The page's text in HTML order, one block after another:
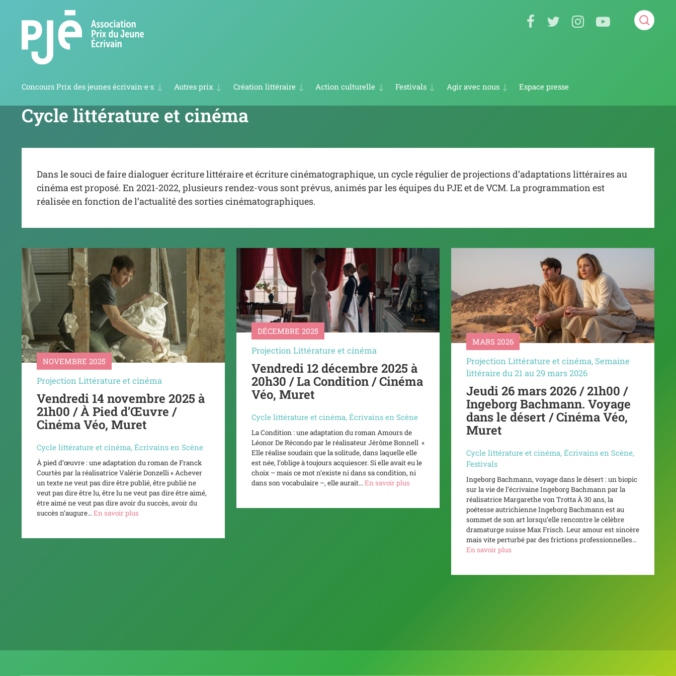
Concours Prix des jeunes écrivain·e·s Autres prix Création littéraire Action culturelle Festivals Agir avec nous Espace presse
Cycle littérature et cinéma
Dans le souci de faire dialoguer écriture littéraire et écriture cinématographique, un cycle régulier de projections d’adaptations littéraires au
cinéma est proposé. En 2021-2022, plusieurs rendez-vous sont prévus, animés par les équipes du PJE et de VCM. La programmation est
réalisée en fonction de l’actualité des sorties cinématographiques.
NOVEMBRE 2025
Projection Littérature et cinéma
Vendredi 14 novembre 2025 à
21h00 / À Pied d’Œuvre /
Cinéma Véo, Muret
Cycle littérature et cinéma,Écrivains en Scène
À pied d’œuvre : une adaptation du roman de Franck
Courtès par la réalisatrice Valérie Donzelli « Achever
un texte ne veut pas dire être publié, être publié ne
veut pas dire être lu, être lu ne veut pas dire être aimé,
être aimé ne veut pas dire avoir du succès, avoir du
succès n’augure…En savoir plus
DÉCEMBRE 2025
Projection Littérature et cinéma
Vendredi 12 décembre 2025 à
20h30 / La Condition / Cinéma
Véo, Muret
Cycle littérature et cinéma, Écrivains en Scène
La Condition : une adaptation du roman Amours de
Léonor De Récondo par le réalisateur Jérôme Bonnell «
Elle réalise soudain que la solitude, dans laquelle elle
est née, l’oblige à toujours acquiescer. Si elle avait eu le
choix – mais ce mot n’existe ni dans sa condition, ni
dans son vocabulaire –, elle aurait… En savoir plus
MARS 2026
Projection Littérature et cinéma, Semaine
littéraire du 21 au 29 mars 2026
Jeudi 26 mars 2026 / 21h00 /
Ingeborg Bachmann. Voyage
dans le désert / Cinéma Véo,
Muret
Cycle littérature et cinéma, Écrivains en Scène,
Festivals
Ingeborg Bachmann, voyage dans le désert : un biopic
sur la vie de l’écrivaine Ingeborg Bachmann par la
réalisatrice Margarethe von Trotta À 30 ans, la
poétesse autrichienne Ingeborg Bachmann est au
sommet de son art lorsqu’elle rencontre le célèbre
dramaturge suisse Max Frisch. Leur amour est sincère
mais vite perturbé par des frictions professionnelles…
En savoir plus